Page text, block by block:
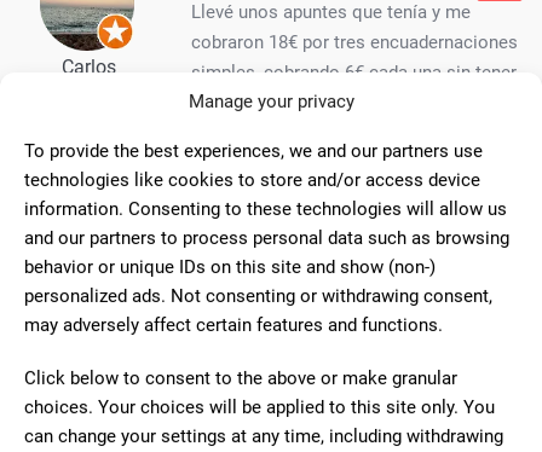
Manage your privacy
To provide the best experiences, we and our partners use
technologies like cookies to store and/or access device
information. Consenting to these technologies will allow us
and our partners to process personal data such as browsing
behavior or unique IDs on this site and show (non-)
personalized ads. Not consenting or withdrawing consent,
may adversely affect certain features and functions.
Click below to consent to the above or make granular
choices. Your choices will be applied to this site only. You
can change your settings at any time, including withdrawing
Carlos
Llevé unos apuntes que tenía y me
cobraron 18€ por tres encuadernaciones
simples, cobrando 6€ cada una sin tener
en cuenta el grosor de los mismos. En
tuve que pedirle el ticket de compra porque si no no lo da.
Ortiz
Trato amable, especializado de un
establecimiento dedicado a multitud de
institutos guarderías y universidad sobre
libros de texto , fichas, libretas , lapices,
carpetas rotuladores , mochilas estuches y casi de todo lo